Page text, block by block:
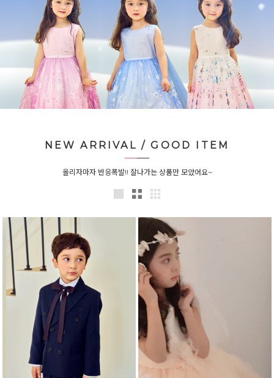
NEW ARRIVAL / GOOD ITEM
올리자마자 반응폭발!! 잘나가는 상품만 모았어요~